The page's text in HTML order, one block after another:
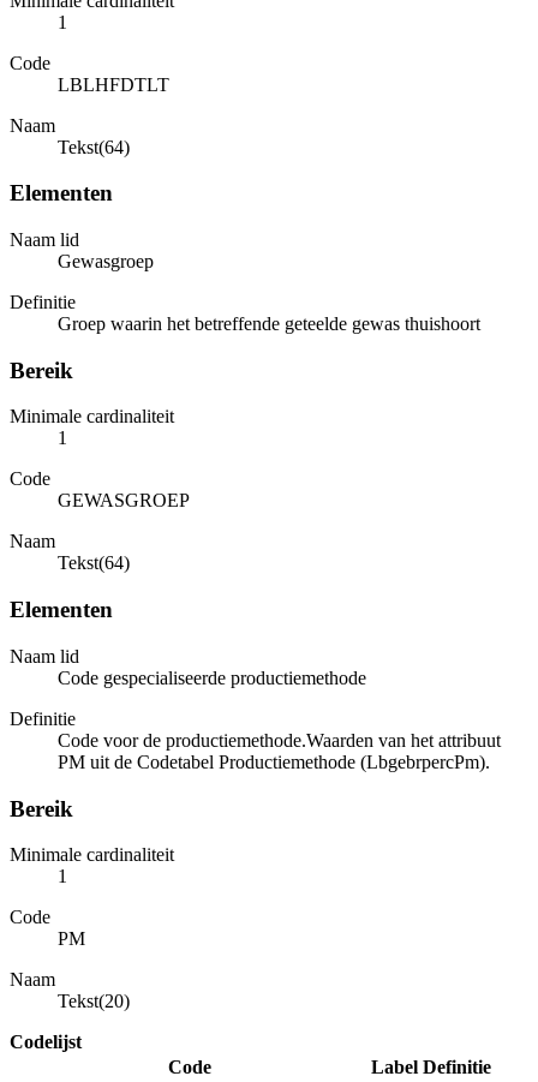
1
Code
LBLHFDTLT
Naam
Tekst(64)
Elementen
Naam lid
Gewasgroep
Definitie
Groep waarin het betreffende geteelde gewas thuishoort
Bereik
Minimale cardinaliteit
1
Code
GEWASGROEP
Naam
Tekst(64)
Elementen
Naam lid
Code gespecialiseerde productiemethode
Definitie
Code voor de productiemethode.Waarden van het attribuut
PM uit de Codetabel Productiemethode (LbgebrpercPm).
Bereik
Minimale cardinaliteit
1
Code
PM
Naam
Tekst(20)
Codelijst
Code
Label Definitie